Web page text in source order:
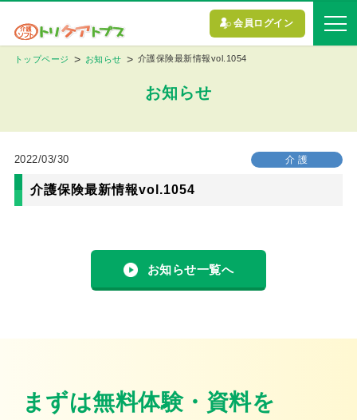
会員ログイン
トップページ お知らせ 介護保険最新情報vol.1054
お知らせ
2022/03/30 介 護
介護保険最新情報vol.1054
お知らせ一覧へ
まずは無料体験・資料を